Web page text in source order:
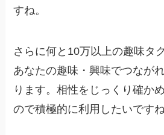
すね。
さらに何と10万以上の趣味タ
あなたの趣味・興味でつなが
ります。相性をじっくり確か
ので積極的に利用したいですね